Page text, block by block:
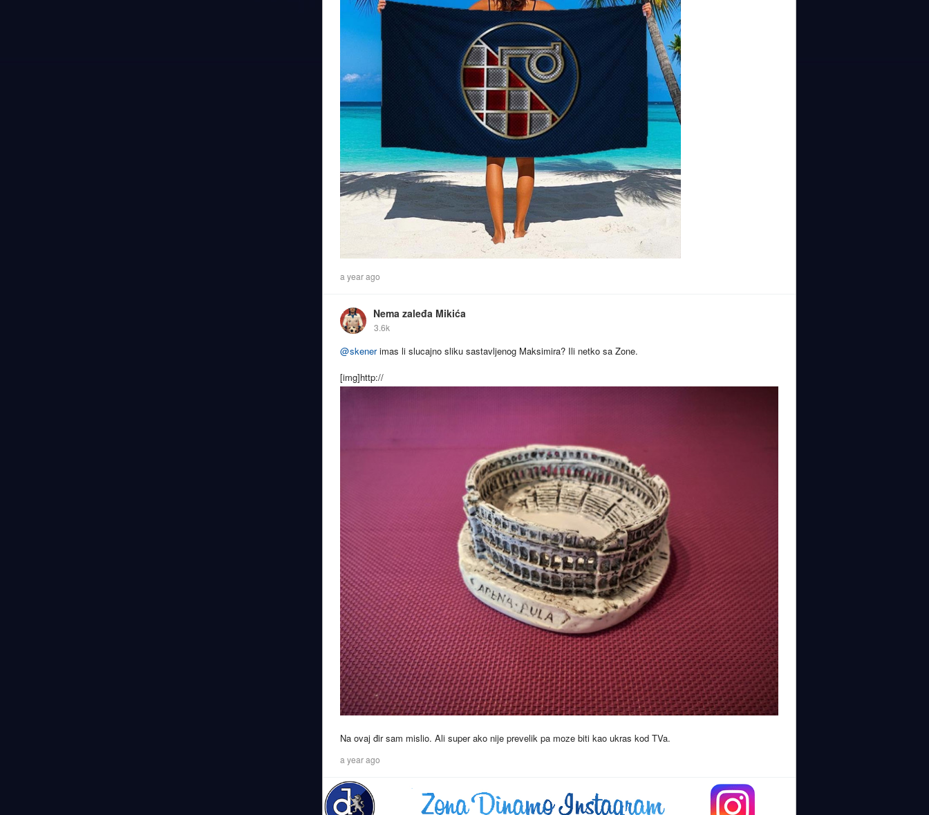
a year ago
Nema zaleđa Mikića
3.6k
@skenerimas li slucajno sliku sastavljenog Maksimira? Ili netko sa Zone.
[img]http://
Na ovaj đir sam mislio. Ali super ako nije prevelik pa moze biti kao ukras kod TVa.
a year ago